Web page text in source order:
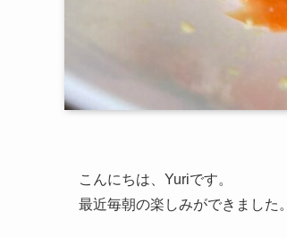
こんにちは、Yuriです。
最近毎朝の楽しみができました。